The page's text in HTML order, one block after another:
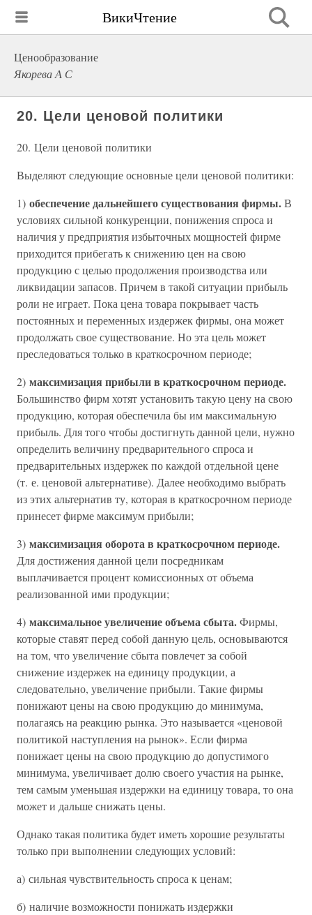
ВикиЧтение
Ценообразование
Якорева А С
20. Цели ценовой политики
20. Цели ценовой политики
Выделяют следующие основные цели ценовой политики:
1) обеспечение дальнейшего существования фирмы.В
условиях сильной конкуренции, понижения спроса и
наличия у предприятия избыточных мощностей фирме
приходится прибегать к снижению цен на свою
продукцию с целью продолжения производства или
ликвидации запасов. Причем в такой ситуации прибыль
роли не играет. Пока цена товара покрывает часть
постоянных и переменных издержек фирмы, она может
продолжать свое существование. Но эта цель может
преследоваться только в краткосрочном периоде;
2) максимизация прибыли в краткосрочном периоде.
Большинство фирм хотят установить такую цену на свою
продукцию, которая обеспечила бы им максимальную
прибыль. Для того чтобы достигнуть данной цели, нужно
определить величину предварительного спроса и
предварительных издержек по каждой отдельной цене
(т. е. ценовой альтернативе). Далее необходимо выбрать
из этих альтернатив ту, которая в краткосрочном периоде
принесет фирме максимум прибыли;
3) максимизация оборота в краткосрочном периоде.
Для достижения данной цели посредникам
выплачивается процент комиссионных от объема
реализованной ими продукции;
4) максимальное увеличение объема сбыта.Фирмы,
которые ставят перед собой данную цель, основываются
на том, что увеличение сбыта повлечет за собой
снижение издержек на единицу продукции, а
следовательно, увеличение прибыли. Такие фирмы
понижают цены на свою продукцию до минимума,
полагаясь на реакцию рынка. Это называется «ценовой
политикой наступления на рынок». Если фирма
понижает цены на свою продукцию до допустимого
минимума, увеличивает долю своего участия на рынке,
тем самым уменьшая издержки на единицу товара, то она
может и дальше снижать цены.
Однако такая политика будет иметь хорошие результаты
только при выполнении следующих условий:
а) сильная чувствительность спроса к ценам;
б) наличие возможности понижать издержки